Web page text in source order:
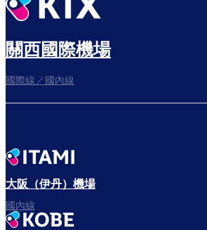
出發啦！
關西國際機場
國際線／國內線
大阪（伊丹）機場
國內線